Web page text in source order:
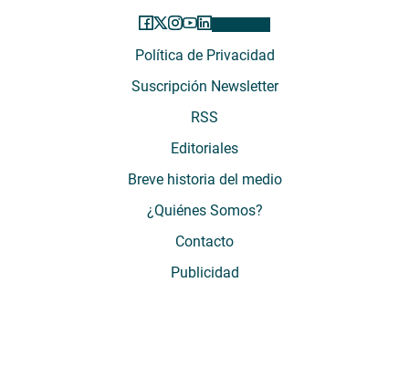
Política de Privacidad
Suscripción Newsletter
RSS
Editoriales
Breve historia del medio
¿Quiénes Somos?
Contacto
Publicidad